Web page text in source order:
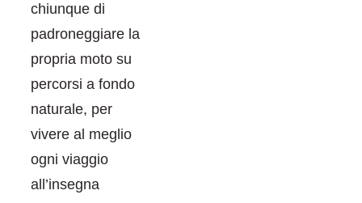
chiunque di
padroneggiare la
propria moto su
percorsi a fondo
naturale, per
vivere al meglio
ogni viaggio
all’insegna